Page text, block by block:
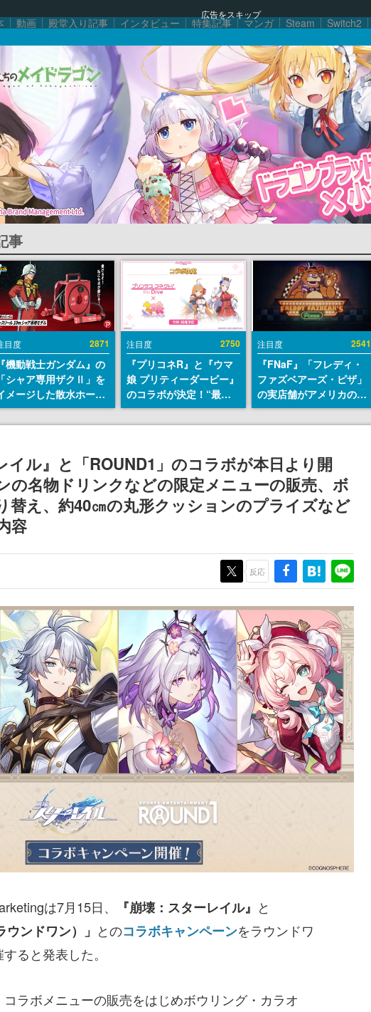
広告をスキップ
動画 殿堂入り記事 インタビュー 特集記事 マンガ Steam Switch2
事
目度 2871
『機動戦士ガンダム』の
「シャア専用ザクⅡ」を
メージした散水ホース
ールが予約開始。本体
はシャアのパーソナル
エンブレム、型式番号な
を配置
注目度 2750
『プリコネR』と『ウマ
娘 プリティーダービー』
のコラボが決定！“最大
170連無料”の8.5周年キ
ャンペーンなども発表
注目度 2541
『FNaF』「フレディ・
ファズベアーズ・ピザ」
の実店舗がアメリカの商
業施設「American
Dream」に2027年オープ
同開発、食事だけでなく
ステージショーや没入型
のホラー体験も楽しめる
イル』と「ROUND1」のコラボが本日より開
の名物ドリンクなどの限定メニューの販売、ボ
替え、約40㎝の丸形クッションのプライズなど
容
反応
は7月15日、 『崩壊：スターレイル』 と
ウンドワン）」 とのコラボキャンペーンをラウンドワ
ると発表した。
ラボメニューの販売をはじめボウリング・カラオ